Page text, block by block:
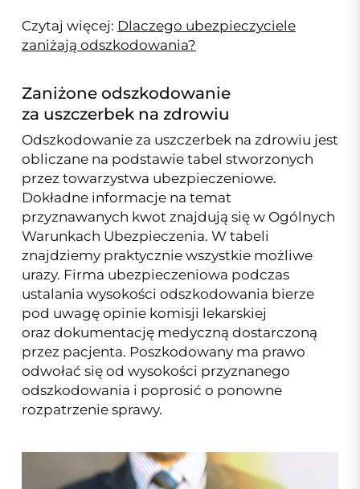
Czytaj więcej: Dlaczego ubezpieczyciele
zaniżają odszkodowania?
Zaniżone odszkodowanie
za uszczerbek na zdrowiu
Odszkodowanie za uszczerbek na zdrowiu jest
obliczane na podstawie tabel stworzonych
przez towarzystwa ubezpieczeniowe.
Dokładne informacje na temat
przyznawanych kwot znajdują się w Ogólnych
Warunkach Ubezpieczenia. W tabeli
znajdziemy praktycznie wszystkie możliwe
urazy. Firma ubezpieczeniowa podczas
ustalania wysokości odszkodowania bierze
pod uwagę opinie komisji lekarskiej
oraz dokumentację medyczną dostarczoną
przez pacjenta. Poszkodowany ma prawo
odwołać się od wysokości przyznanego
odszkodowania i poprosić o ponowne
rozpatrzenie sprawy.